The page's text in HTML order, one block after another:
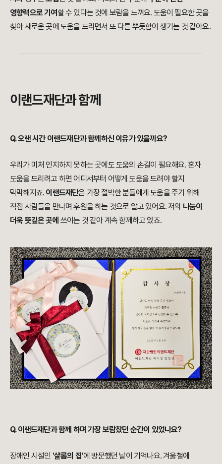
영향력으로 기여할 수 있다는 것에 보람을 느껴요. 도움이 필요한 곳을
찾아 새로운 곳에 도움을 드리면서 또 다른 뿌듯함이 생기는 것 같아요.
이랜드재단과 함께
Q. 오랜 시간 이랜드재단과 함께하신 이유가 있을까요?
우리가 미처 인지하지 못하는 곳에도 도움의 손길이 필요해요. 혼자
도움을 드리려고 하면 어디서부터 어떻게 도움을 드려야 할지
막막해지죠. 이랜드재단은 가장 절박한 분들에게 도움을 주기 위해
직접 사람들을 만나며 후원을 하는 것으로 알고 있어요. 저의 나눔이
더욱 뜻깊은 곳에 쓰이는 것 같아 계속 함께하고 있죠.
Q. 이랜드재단과 함께 하며 가장 보람찼던 순간이 있었나요?
장애인 시설인 '샬롬의 집'에 방문했던 날이 기억나요. 겨울철에